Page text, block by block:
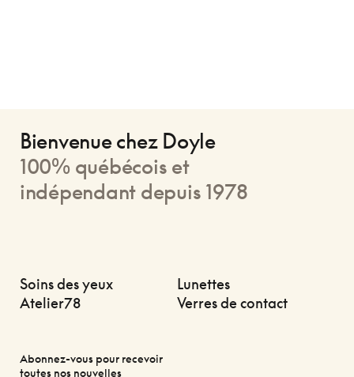
Bienvenue chez Doyle
100% québécois et
indépendant depuis 1978
Soins des yeux
Lunettes
Atelier78
Verres de contact
Abonnez-vous pour recevoir
toutes nos nouvelles